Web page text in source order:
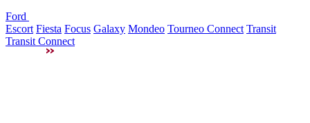
Ford
Escort Fiesta Focus Galaxy Mondeo Tourneo Connect Transit
Transit Connect